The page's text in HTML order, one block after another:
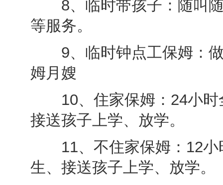
8、临时带孩子：随叫随
等服务。
9、临时钟点工保姆：做
姆月嫂
10、住家保姆：24小时
接送孩子上学、放学。
11、不住家保姆：12小
生、接送孩子上学、放学。